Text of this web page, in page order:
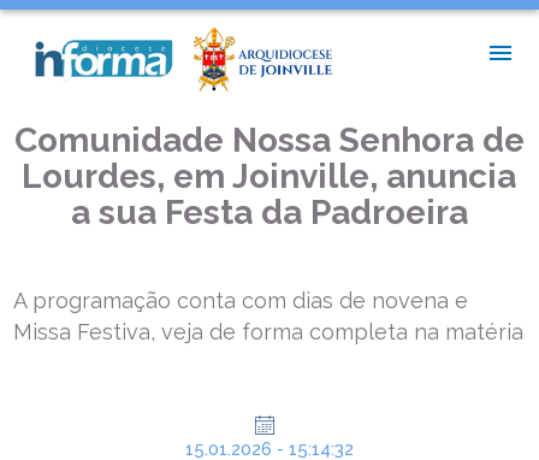
COMUNIDADE NOSSA SENHORA DE LOURDES, EM JOINVILLE,
ANUNCIA A SUA FESTA DA PADROEIRA
Comunidade Nossa Senhora de
Lourdes, em Joinville, anuncia
a sua Festa da Padroeira
A programação conta com dias de novena e
Missa Festiva, veja de forma completa na matéria
15.01.2026 - 15:14:32